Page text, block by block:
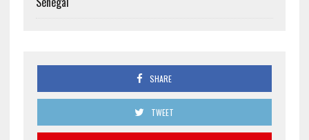
SHARE
TWEET